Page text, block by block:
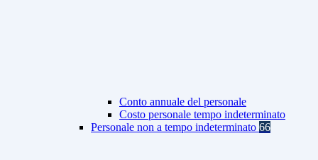
Conto annuale del personale
Costo personale tempo indeterminato
Personale non a tempo indeterminato 66